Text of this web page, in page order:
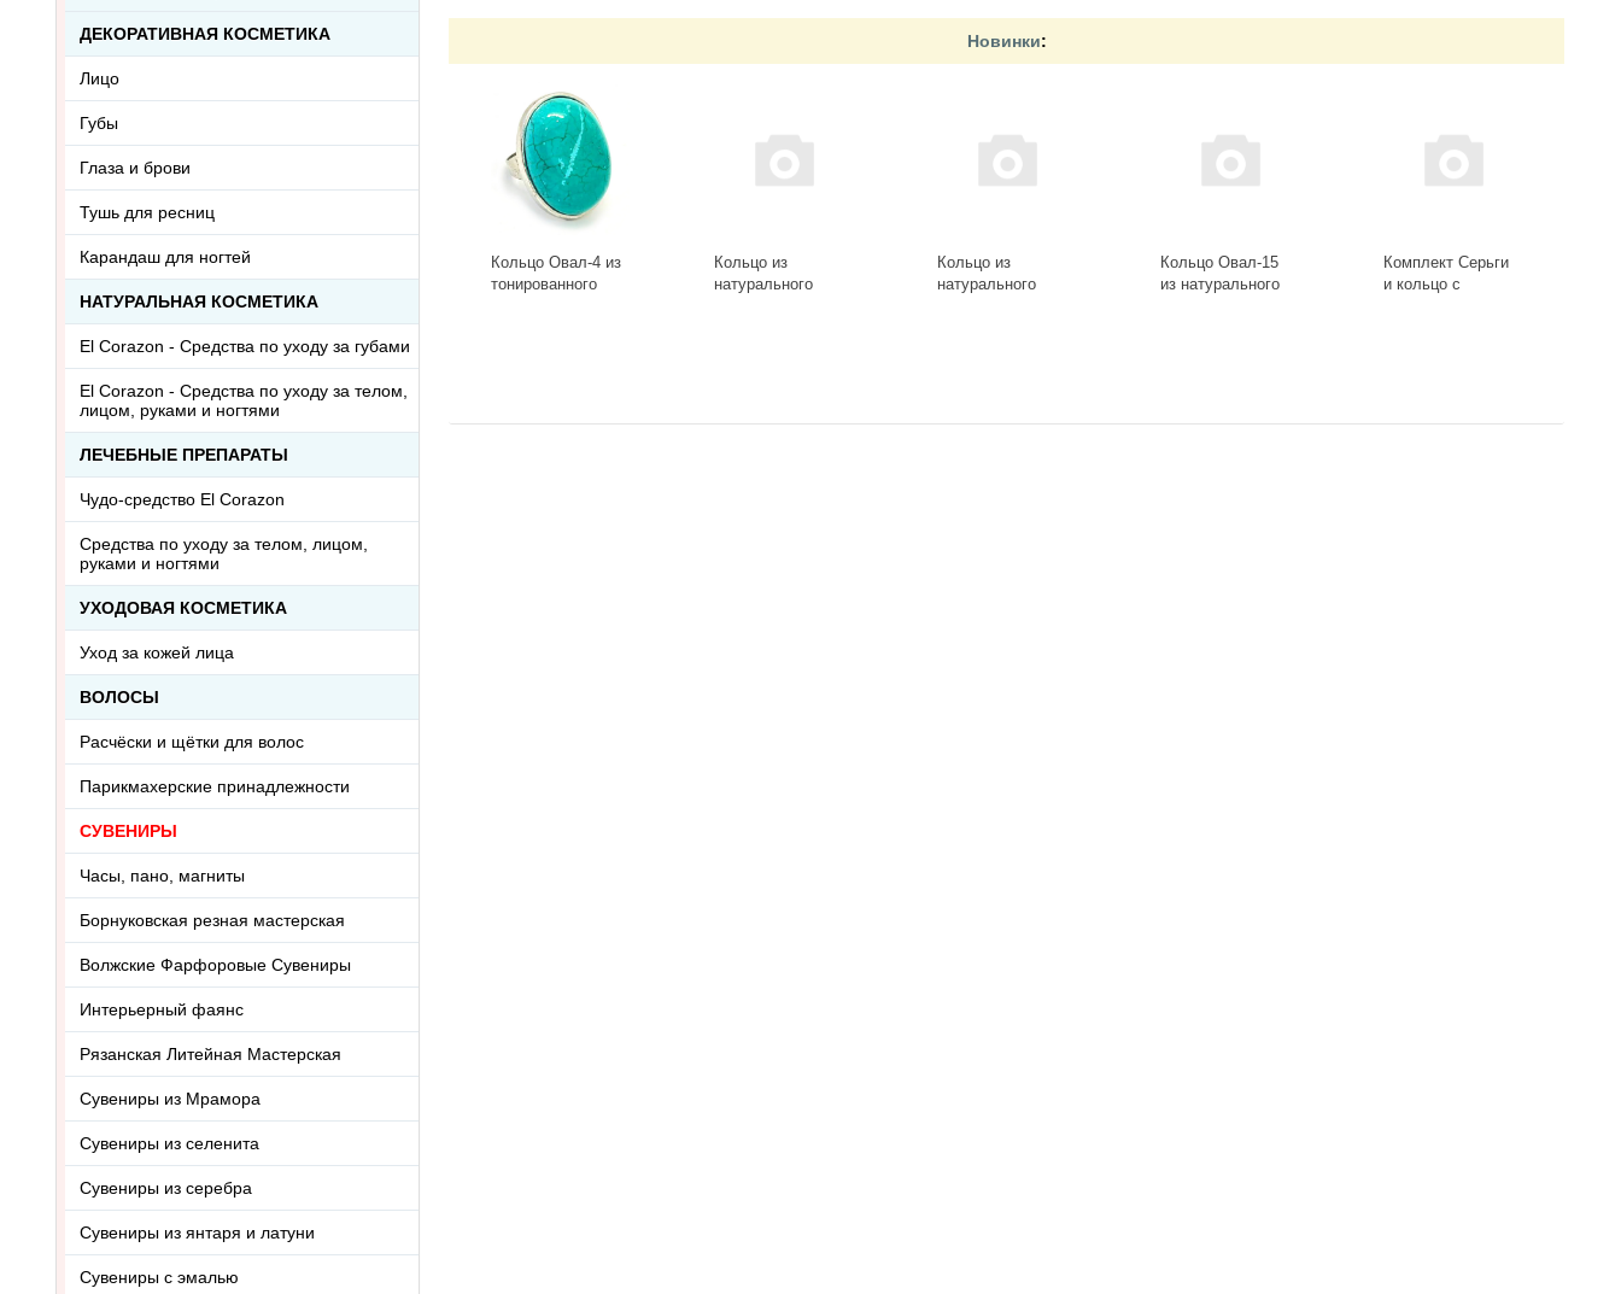
Новинки:
Кольцо Овал-4 из
тонированного
Кольцо из
натурального
Кольцо из
натурального
Кольцо Овал-15
из натурального
Комплект Серьги
и кольцо с
ДЕКОРАТИВНАЯ КОСМЕТИКА
Лицо
Губы
Глаза и брови
Тушь для ресниц
Карандаш для ногтей
НАТУРАЛЬНАЯ КОСМЕТИКА
El Corazon - Средства по уходу за губами
El Corazon - Средства по уходу за телом,
лицом, руками и ногтями
ЛЕЧЕБНЫЕ ПРЕПАРАТЫ
Чудо-средство El Corazon
Средства по уходу за телом, лицом,
руками и ногтями
УХОДОВАЯ КОСМЕТИКА
Уход за кожей лица
ВОЛОСЫ
Расчёски и щётки для волос
Парикмахерские принадлежности
СУВЕНИРЫ
Часы, пано, магниты
Борнуковская резная мастерская
Волжские Фарфоровые Сувениры
Интерьерный фаянс
Рязанская Литейная Мастерская
Сувениры из Мрамора
Сувениры из селенита
Сувениры из серебра
Сувениры из янтаря и латуни
Сувениры с эмалью